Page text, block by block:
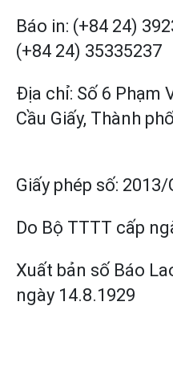
Báo in: (+84 24)
(+84 24) 35335237
Địa chỉ: Số 6 Phạm
Cầu Giấy, Thành
Giấy phép số: 2013/
Do Bộ TTTT cấp
Xuất bản số Báo
ngày 14.8.1929